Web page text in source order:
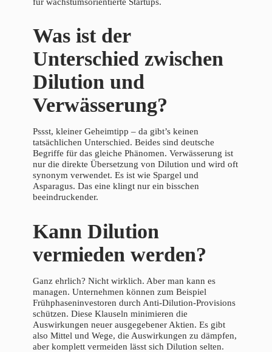
Was ist der
Unterschied zwischen
Dilution und
Verwässerung?
Pssst, kleiner Geheimtipp – da gibt’s keinen
tatsächlichen Unterschied. Beides sind deutsche
Begriffe für das gleiche Phänomen. Verwässerung ist
nur die direkte Übersetzung von Dilution und wird oft
synonym verwendet. Es ist wie Spargel und
Asparagus. Das eine klingt nur ein bisschen
beeindruckender.
Kann Dilution
vermieden werden?
Ganz ehrlich? Nicht wirklich. Aber man kann es
managen. Unternehmen können zum Beispiel
Frühphaseninvestoren durch Anti-Dilution-Provisions
schützen. Diese Klauseln minimieren die
Auswirkungen neuer ausgegebener Aktien. Es gibt
also Mittel und Wege, die Auswirkungen zu dämpfen,
aber komplett vermeiden lässt sich Dilution selten.